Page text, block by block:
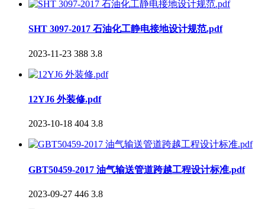
SHT 3097-2017 石油化工静电接地设计规范.pdf
2023-11-23 388 3.8
12YJ6 外装修.pdf
2023-10-18 404 3.8
GBT50459-2017 油气输送管道跨越工程设计标准.pdf
2023-09-27 446 3.8